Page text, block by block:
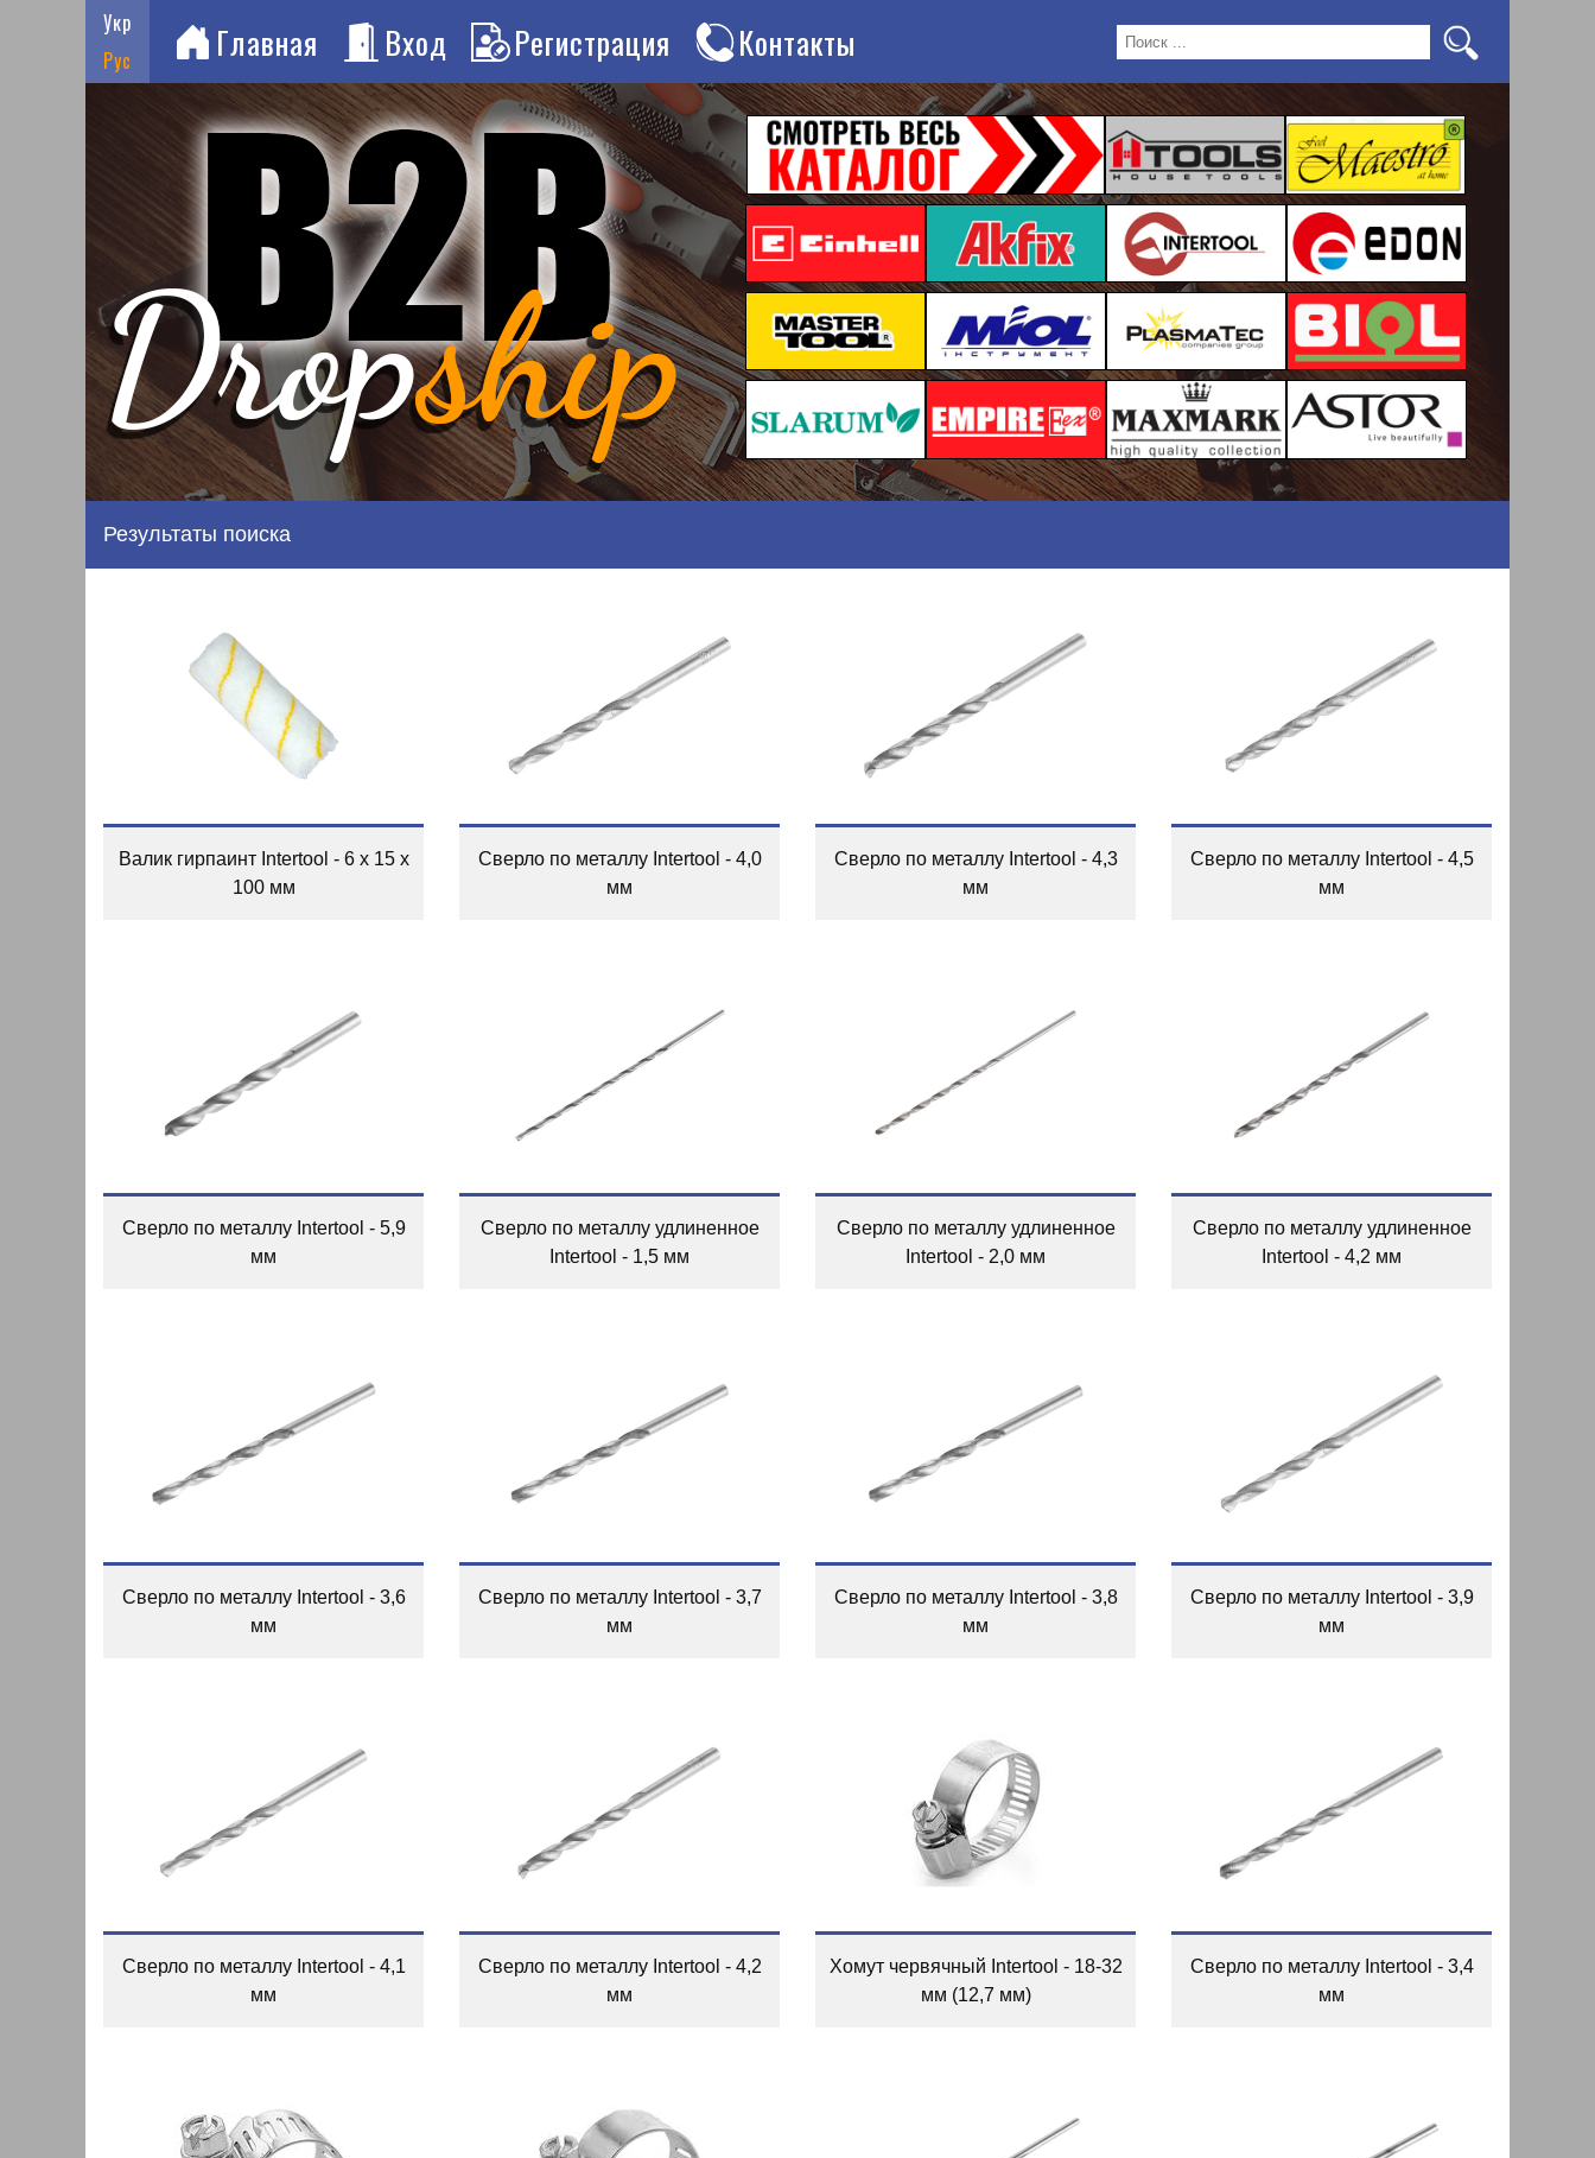
Укр
Рус
Главная Вход Регистрация Контакты
Результаты поиска
Валик гирпаинт Intertool - 6 х 15 х
100 мм
Сверло по металлу Intertool - 4,0
мм
Сверло по металлу Intertool - 4,3
мм
Сверло по металлу Intertool - 4,5
мм
Сверло по металлу Intertool - 5,9
мм
Сверло по металлу удлиненное
Intertool - 1,5 мм
Сверло по металлу удлиненное
Intertool - 2,0 мм
Сверло по металлу удлиненное
Intertool - 4,2 мм
Сверло по металлу Intertool - 3,6
мм
Сверло по металлу Intertool - 3,7
мм
Сверло по металлу Intertool - 3,8
мм
Сверло по металлу Intertool - 3,9
мм
Сверло по металлу Intertool - 4,1
мм
Сверло по металлу Intertool - 4,2
мм
Хомут червячный Intertool - 18-32
мм (12,7 мм)
Сверло по металлу Intertool - 3,4
мм